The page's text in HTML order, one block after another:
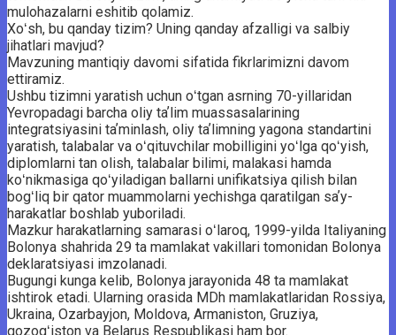
mulohazalarni eshitib qolamiz.
Xoʻsh, bu qanday tizim? Uning qanday afzalligi va salbiy
jihatlari mavjud?
Mavzuning mantiqiy davomi sifatida fikrlarimizni davom
ettiramiz.
Ushbu tizimni yaratish uchun oʻtgan asrning 70-yillaridan
Yevropadagi barcha oliy taʼlim muassasalarining
integratsiyasini taʼminlash, oliy taʼlimning yagona standartini
yaratish, talabalar va oʻqituvchilar mobilligini yoʻlga qoʻyish,
diplomlarni tan olish, talabalar bilimi, malakasi hamda
koʻnikmasiga qoʻyiladigan ballarni unifikatsiya qilish bilan
bogʻliq bir qator muammolarni yechishga qaratilgan saʼy-
harakatlar boshlab yuboriladi.
Mazkur harakatlarning samarasi oʻlaroq, 1999-yilda Italiyaning
Bolonya shahrida 29 ta mamlakat vakillari tomonidan Bolonya
deklaratsiyasi imzolanadi.
Bugungi kunga kelib, Bolonya jarayonida 48 ta mamlakat
ishtirok etadi. Ularning orasida MDh mamlakatlaridan Rossiya,
Ukraina, Ozarbayjon, Moldova, Armaniston, Gruziya,
qozogʻiston va Belarus Respublikasi ham bor.